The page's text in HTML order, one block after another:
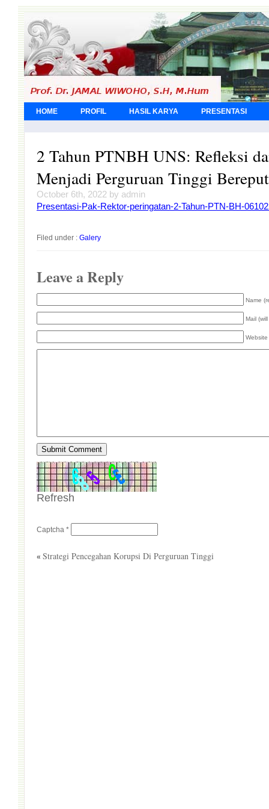
HOME PROFIL HASIL KARYA PRESENTASI
2 Tahun PTNBH UNS: Refleksi
Menjadi Perguruan Tinggi
October 6th, 2022 by admin
Presentasi-Pak-Rektor-peringatan-2-Tahun-PTN-BH-
Filed under : Galery
Leave a Reply
Name
Mail
Website
Refresh
Captcha *
« Strategi Pencegahan Korupsi Di Perguruan Tinggi